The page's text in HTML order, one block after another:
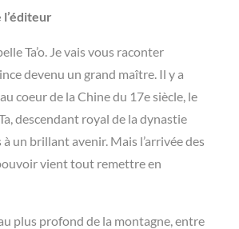
Ta’o. Je vais vous raconter
devenu un grand maître. Il y a
coeur de la Chine du 17e siècle, le
descendant royal de la dynastie
un brillant avenir. Mais l’arrivée des
vient tout remettre en
plus profond de la montagne, entre